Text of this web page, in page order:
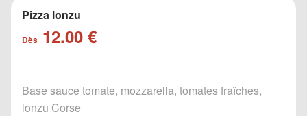
Pizza lonzu
Dès 12.00 €
Base sauce tomate, mozzarella, tomates fraîches,
lonzu Corse